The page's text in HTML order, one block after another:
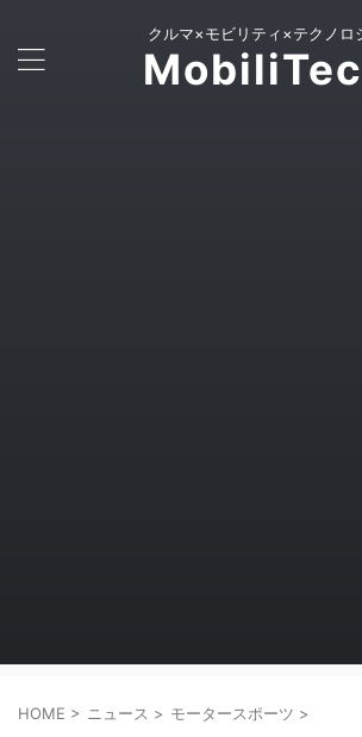
クルマ×モビリティ×テクノロ
HOME > ニュース > モータースポーツ >